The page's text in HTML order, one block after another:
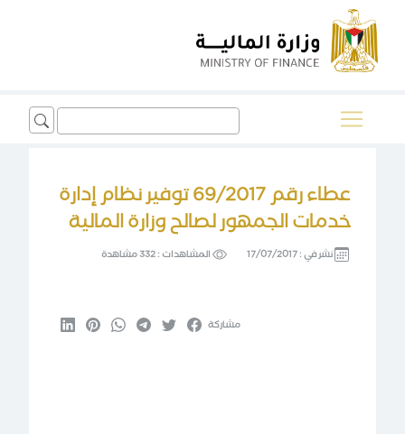
Search
for:
عطاء رقم 69/2017 توفير نظام إدارة
خدمات الجمهور لصالح وزارة المالية
نشر في :17/07/2017 المشاهدات :332 مشاهدة
مشاركة